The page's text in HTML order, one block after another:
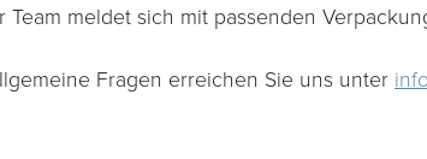
Team meldet sich mit passenden
Fragen erreichen Sie uns unter